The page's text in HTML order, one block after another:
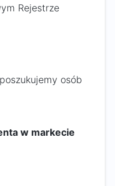
Rejestrze
osób
w markecie